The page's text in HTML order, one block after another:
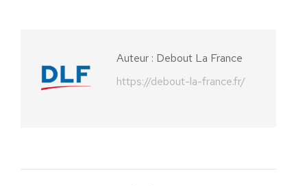
Auteur : Debout La France
https://debout-la-france.fr/